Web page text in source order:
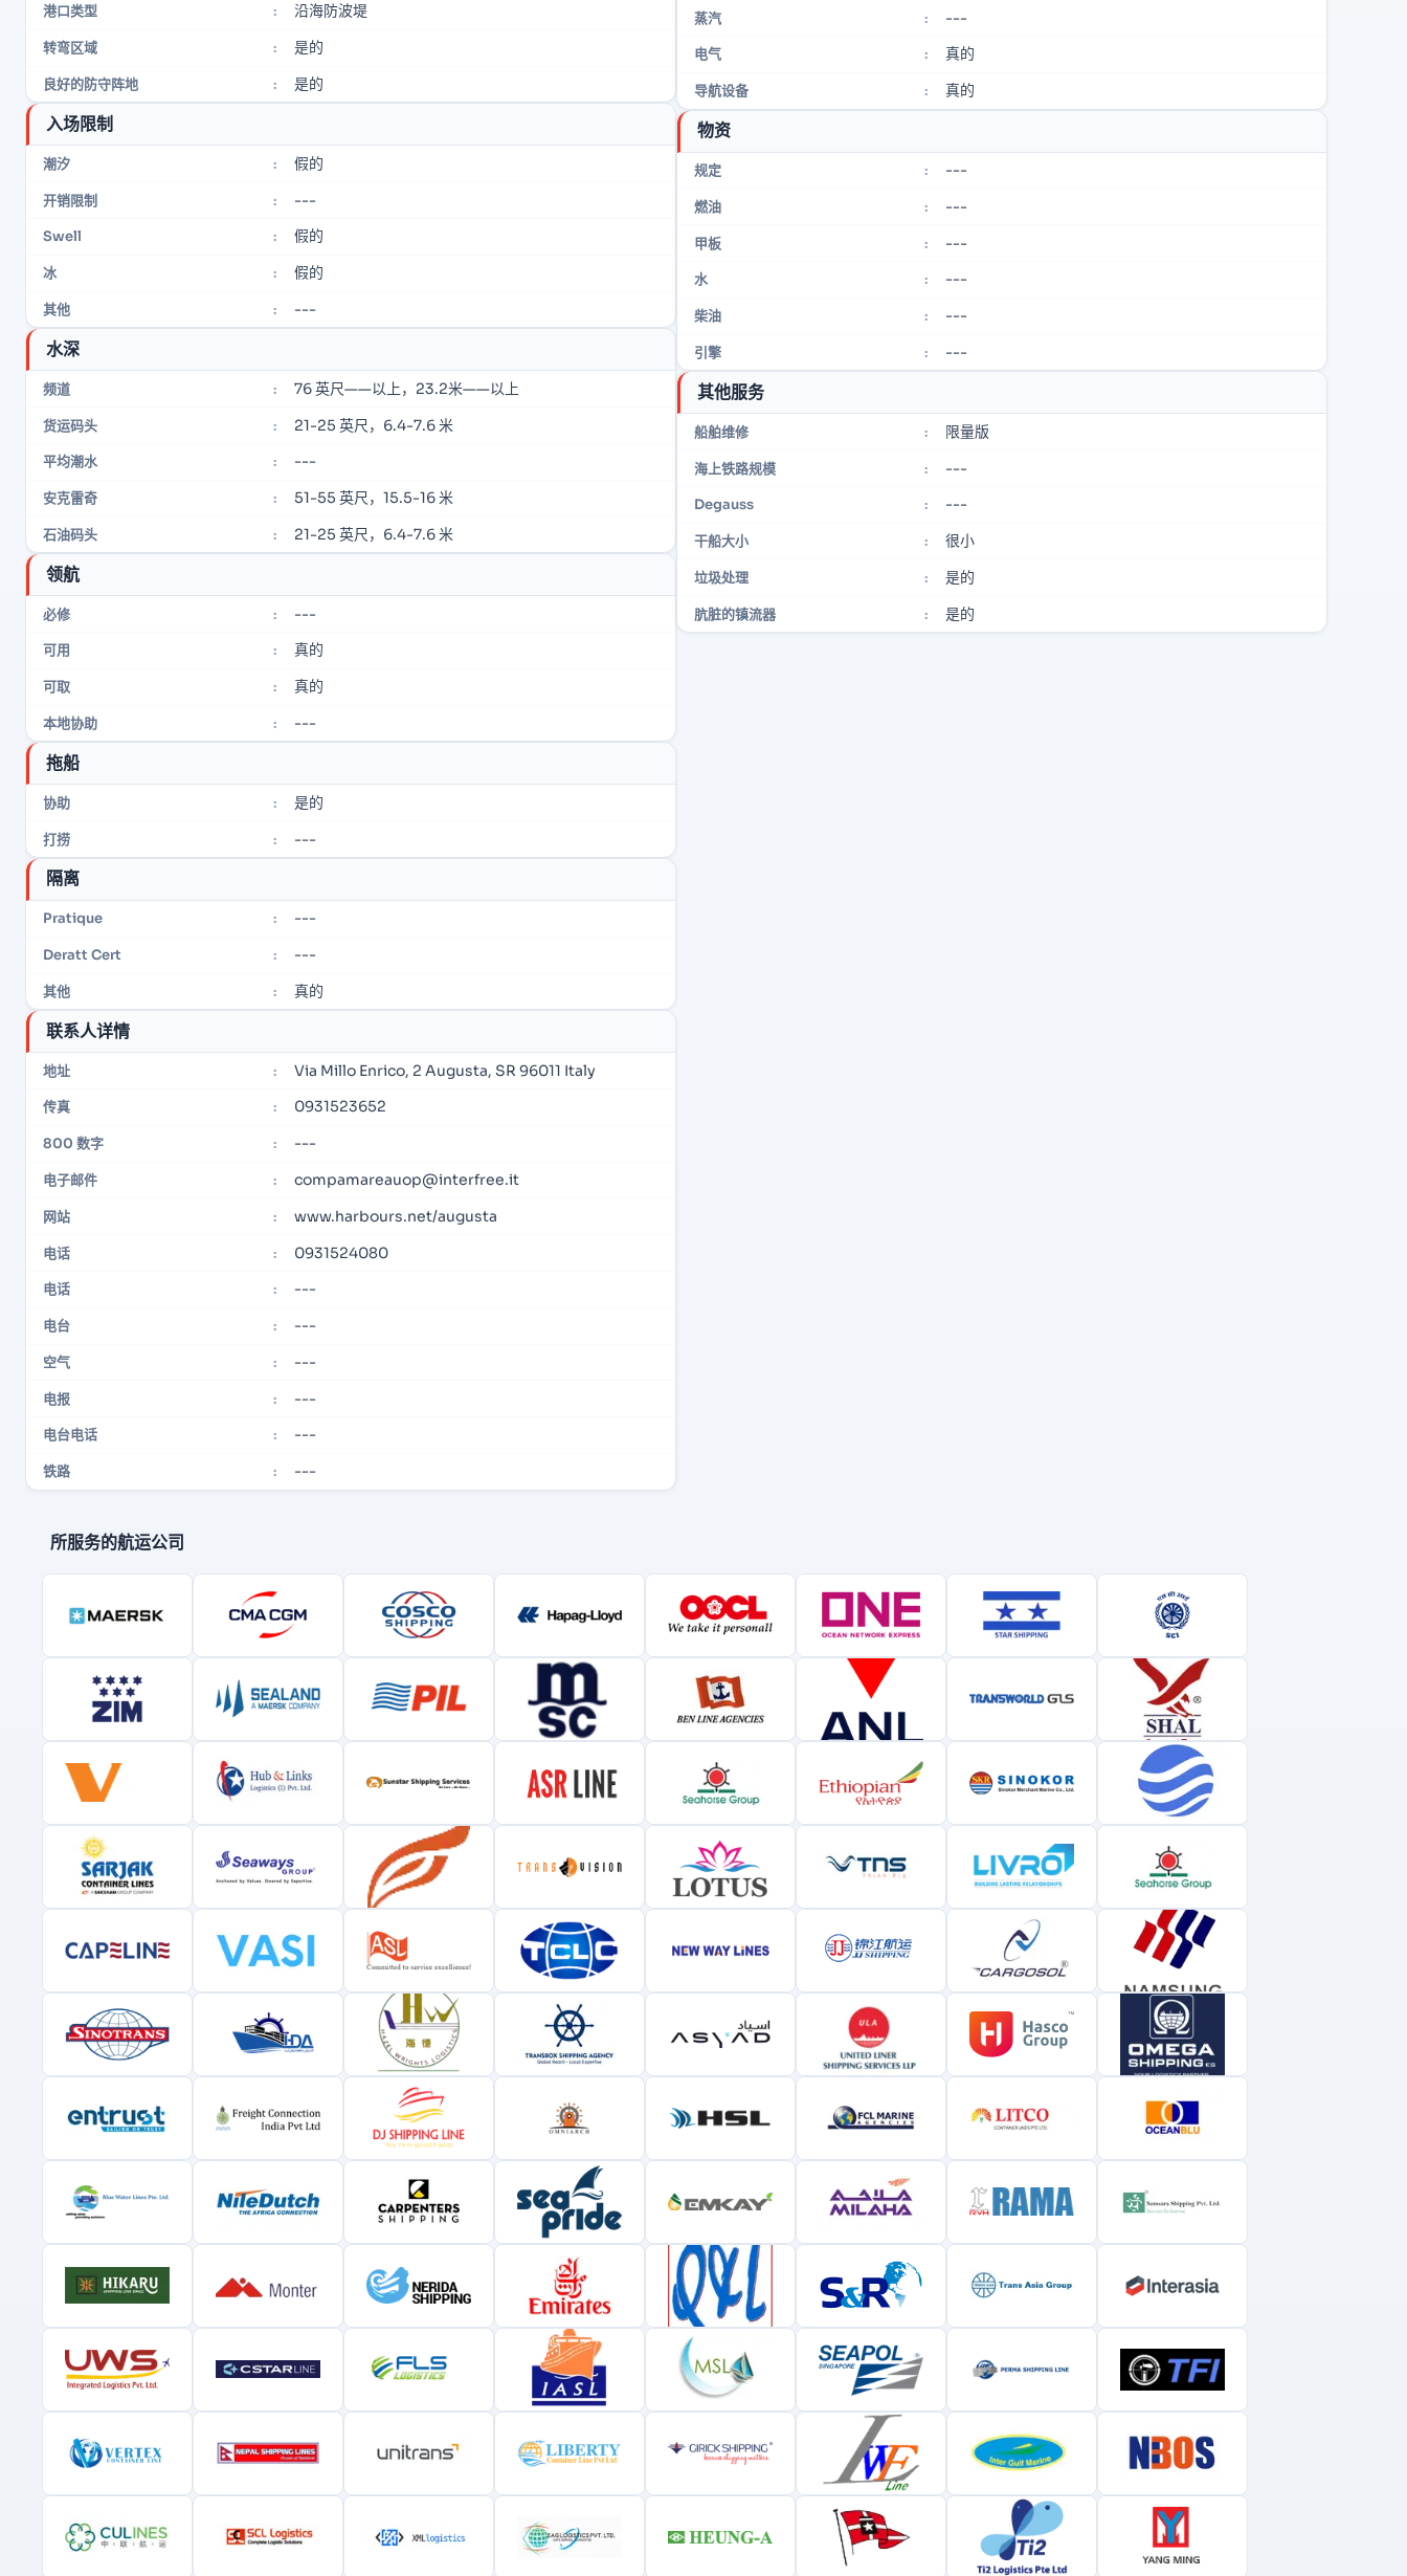
港口类型 : 沿海防波堤
转弯区域 : 是的
良好的防守阵地 : 是的
入场限制
潮汐 : 假的
开销限制 : ---
Swell : 假的
冰 : 假的
其他 : ---
水深
频道 : 76 英尺——以上，23.2米——以上
货运码头 : 21-25 英尺，6.4-7.6 米
平均潮水 : ---
安克雷奇 : 51-55 英尺，15.5-16 米
石油码头 : 21-25 英尺，6.4-7.6 米
领航
必修 : ---
可用 : 真的
可取 : 真的
本地协助 : ---
拖船
协助 : 是的
打捞 : ---
隔离
Pratique : ---
Deratt Cert : ---
其他 : 真的
联系人详情
地址 : Via Millo Enrico, 2 Augusta, SR 96011 Italy
传真 : 0931523652
800 数字 : ---
电子邮件 : compamareauop@interfree.it
网站 : www.harbours.net/augusta
电话 : 0931524080
电话 : ---
电台 : ---
空气 : ---
电报 : ---
电台电话 : ---
铁路 : ---
蒸汽 : ---
电气 : 真的
导航设备 : 真的
物资
规定 : ---
燃油 : ---
甲板 : ---
水 : ---
柴油 : ---
引擎 : ---
其他服务
船舶维修 : 限量版
海上铁路规模 : ---
Degauss : ---
干船大小 : 很小
垃圾处理 : 是的
肮脏的镇流器 : 是的
所服务的航运公司